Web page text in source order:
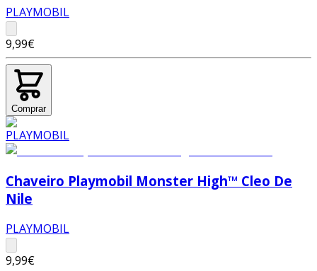
PLAYMOBIL
9,99€
Comprar
Chaveiro Playmobil Monster High™ Cleo De
Nile
PLAYMOBIL
9,99€